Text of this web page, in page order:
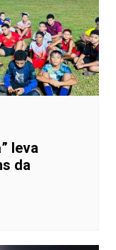
leva
da